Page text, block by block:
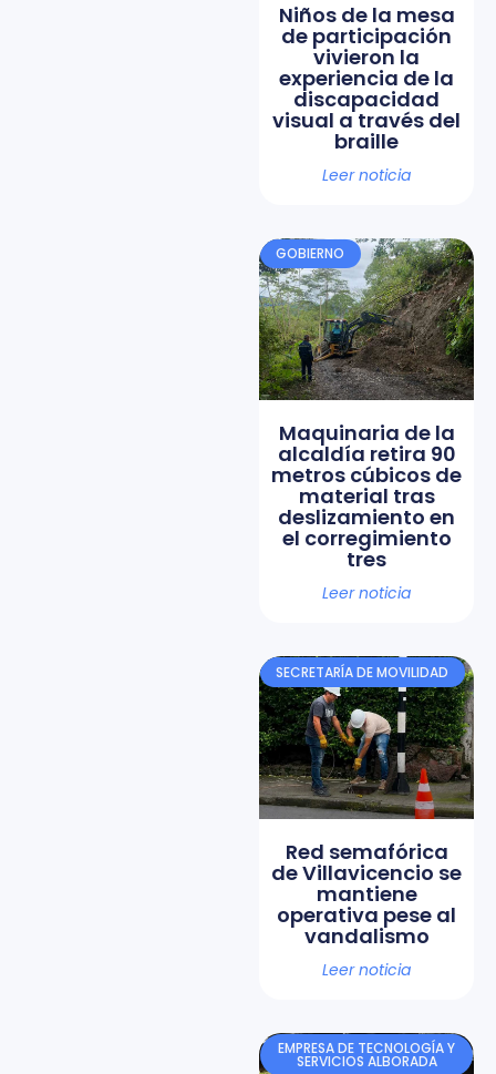
Niños de la mesa
de participación
vivieron la
experiencia de la
discapacidad
visual a través del
braille
Leer noticia
GOBIERNO
Maquinaria de la
alcaldía retira 90
metros cúbicos de
material tras
deslizamiento en
el corregimiento
tres
Leer noticia
SECRETARÍA DE MOVILIDAD
Red semafórica
de Villavicencio se
mantiene
operativa pese al
vandalismo
Leer noticia
EMPRESA DE TECNOLOGÍA Y
SERVICIOS ALBORADA